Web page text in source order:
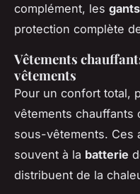
complément, les
protection complète
Vêtements
vêtements
Pour un confort total,
vêtements chauffants
sous-vêtements. Ces
souvent à la batterie
distribuent de la